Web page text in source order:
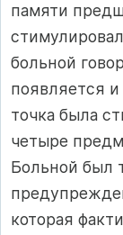
памяти
больной
появляется и
точка была
четыре
Больной был
которая